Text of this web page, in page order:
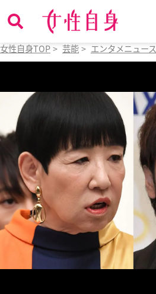
女性自身TOP > 芸能 > エンタメニュース